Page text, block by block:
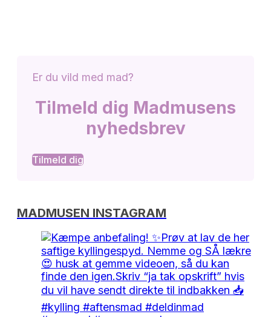
Er du vild med mad?
Tilmeld dig Madmusens
nyhedsbrev
Tilmeld dig
MADMUSEN INSTAGRAM